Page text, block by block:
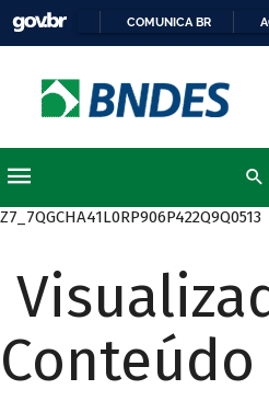
COMUNICA BR
Z7_7QGCHA41L0RP906P422Q9Q0513
Conteúdo